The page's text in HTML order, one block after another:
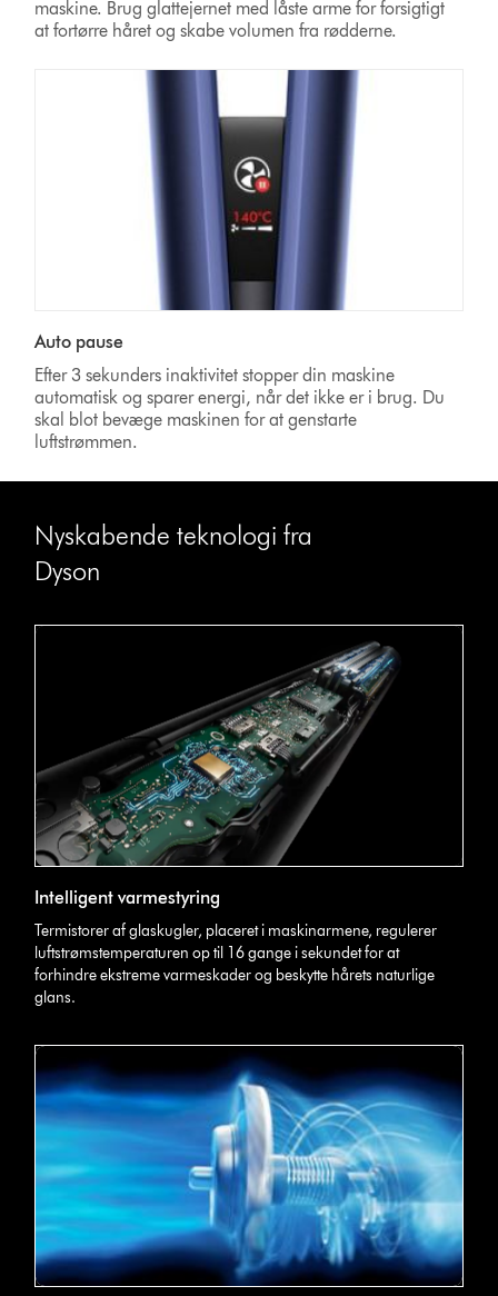
maskine. Brug glattejernet med låste arme for forsigtigt
at fortørre håret og skabe volumen fra rødderne.
Auto pause
Efter 3 sekunders inaktivitet stopper din maskine
automatisk og sparer energi, når det ikke er i brug. Du
skal blot bevæge maskinen for at genstarte
luftstrømmen.
Nyskabende teknologi fra
Dyson
Intelligent varmestyring
Termistorer af glaskugler, placeret i maskinarmene, regulerer
luftstrømstemperaturen op til 16 gange i sekundet for at
forhindre ekstreme varmeskader og beskytte hårets naturlige
glans.